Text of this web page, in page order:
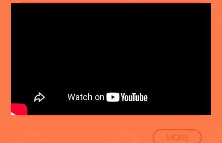
下ろし特別エピソードの生朗読披露が決定！